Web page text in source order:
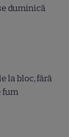
duminică
la bloc, fără
fum